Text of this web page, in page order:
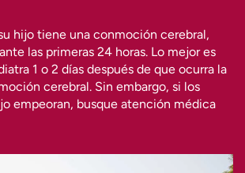
hijo tiene una conmoción cerebral,
las primeras 24 horas. Lo mejor es
1 o 2 días después de que ocurra la
cerebral. Sin embargo, si los
empeoran, busque atención médica